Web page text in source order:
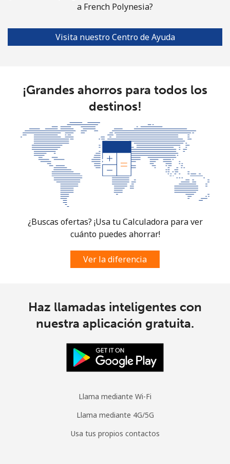
a French Polynesia?
Visita nuestro Centro de Ayuda
¡Grandes ahorros para todos los
destinos!
¿Buscas ofertas? ¡Usa tu Calculadora para ver
cuánto puedes ahorrar!
Ver la diferencia
Haz llamadas inteligentes con
nuestra aplicación gratuita.
Llama mediante Wi-Fi
Llama mediante 4G/5G
Usa tus propios contactos